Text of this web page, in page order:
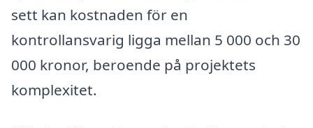
sett kan kostnaden för en
kontrollansvarig ligga mellan 5 000 och 30
000 kronor, beroende på projektets
komplexitet.